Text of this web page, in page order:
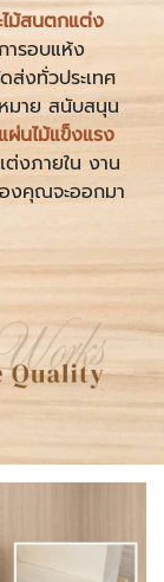
ไม้สนตกแต่ง
ารอบแห้ง
งทั่วประเทศ
มาย สนับสนุน
ผ่นไม้แข็งแรง
ต่งภายใน งาน
องคุณจะออกมา